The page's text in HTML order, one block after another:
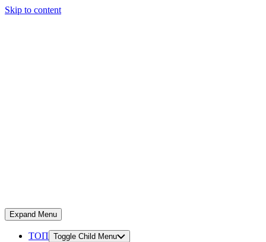
Skip to content
Expand Menu
ТОП Toggle Child Menu